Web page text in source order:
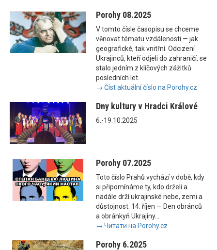
Porohy 08.2025
V tomto čísle časopisu se chceme
věnovat tématu vzdálenosti — jak
geografické, tak vnitřní. Odcizení
Ukrajinců, kteří odjeli do zahraničí, se
stalo jedním z klíčových zážitků
posledních let.
→ Číst aktuální číslo na Porohy.cz
Dny kultury v Hradci Králové
6.-19.10.2025
Porohy 07.2025
Toto číslo Prahů vychází v době, kdy
si připomínáme ty, kdo drželi a
nadále drží ukrajinské nebe, zemi a
důstojnost. 14. říjen — Den obránců
a obránkyň Ukrajiny...
→ Читати на Porohy.cz
Porohy 6.2025